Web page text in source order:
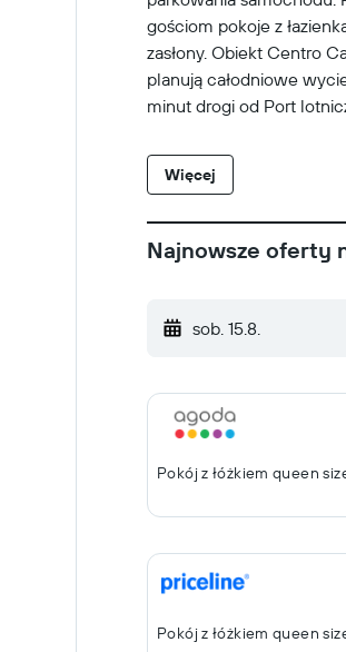
gościom pokoje z
zasłony. Obiekt Centro
planują całodniowe
minut drogi od Port
Więcej
Najnowsze oferty
sob. 15.8.
Pokój z łóżkiem queen
Pokój z łóżkiem queen